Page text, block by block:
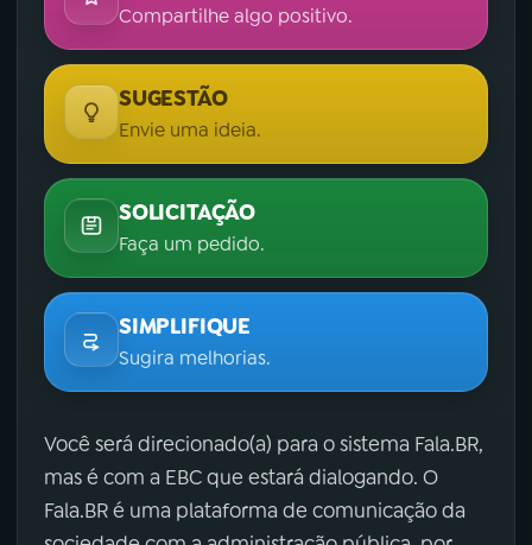
Compartilhe algo positivo.
SUGESTÃO
Envie uma ideia.
SOLICITAÇÃO
Faça um pedido.
SIMPLIFIQUE
Sugira melhorias.
Você será direcionado(a) para o sistema Fala.BR,
mas é com a EBC que estará dialogando. O
Fala.BR é uma plataforma de comunicação da